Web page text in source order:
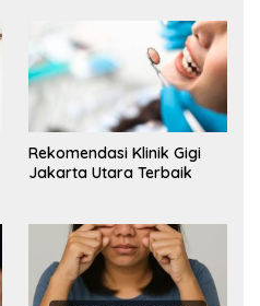
Rekomendasi Klinik Gigi
Jakarta Utara Terbaik